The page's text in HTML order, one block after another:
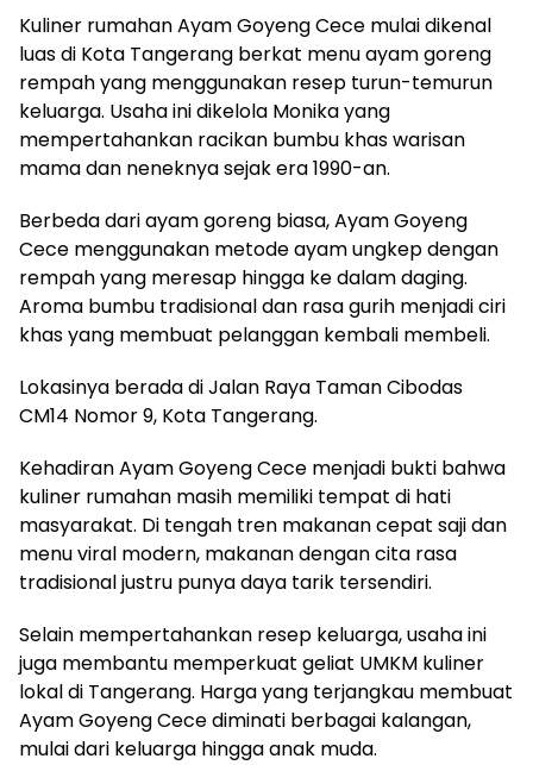
Kuliner rumahan Ayam Goyeng Cece mulai dikenal
luas di Kota Tangerang berkat menu ayam goreng
rempah yang menggunakan resep turun-temurun
keluarga. Usaha ini dikelola Monika yang
mempertahankan racikan bumbu khas warisan
mama dan neneknya sejak era 1990-an.
Berbeda dari ayam goreng biasa, Ayam Goyeng
Cece menggunakan metode ayam ungkep dengan
rempah yang meresap hingga ke dalam daging.
Aroma bumbu tradisional dan rasa gurih menjadi ciri
khas yang membuat pelanggan kembali membeli.
Lokasinya berada di Jalan Raya Taman Cibodas
CM14 Nomor 9, Kota Tangerang.
Kehadiran Ayam Goyeng Cece menjadi bukti bahwa
kuliner rumahan masih memiliki tempat di hati
masyarakat. Di tengah tren makanan cepat saji dan
menu viral modern, makanan dengan cita rasa
tradisional justru punya daya tarik tersendiri.
Selain mempertahankan resep keluarga, usaha ini
juga membantu memperkuat geliat UMKM kuliner
lokal di Tangerang. Harga yang terjangkau membuat
Ayam Goyeng Cece diminati berbagai kalangan,
mulai dari keluarga hingga anak muda.